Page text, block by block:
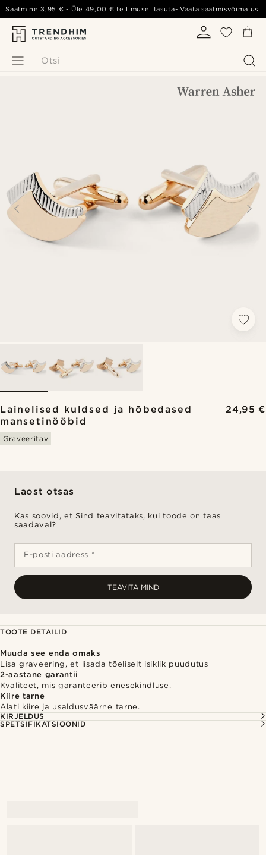
Otsi
Saatmine3,95 € - Üle 49,00 € tellimusel tasuta-Vaata saatmisvõimalusi
Lainelised kuldsed ja hõbedased
mansetinööbid
24,95 €
Graveeritav
Laost otsas
Kas soovid, et Sind teavitataks, kui toode on taas
saadaval?
E-posti aadress *
TEAVITA MIND
TOOTE DETAILID
Muuda see enda omaks
Lisa graveering, et lisada tõeliselt isiklik puudutus
2-aastane garantii
Kvaliteet, mis garanteerib enesekindluse.
Kiire tarne
Alati kiire ja usaldusväärne tarne.
KIRJELDUS
SPETSIFIKATSIOONID